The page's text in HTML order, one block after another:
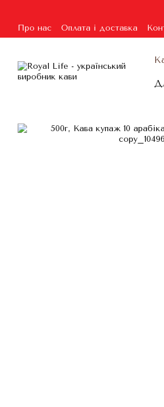
Про нас Оплата і доставка
Угода користувача
Гарантія